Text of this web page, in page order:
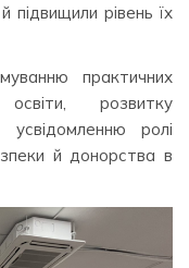
підвищили рівень їх
практичних
розвитку
усвідомленню ролі
й донорства в